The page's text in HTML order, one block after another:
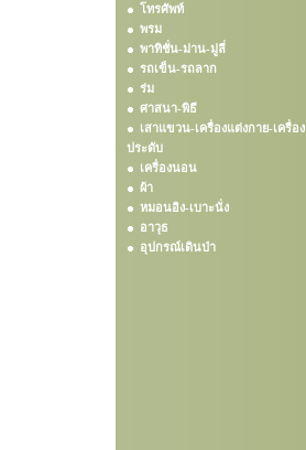
โทรศัพท์
พรม
พาทิชั่น-ม่าน-มู่ลี่
รถเข็น-รถลาก
ร่ม
ศาสนา-พิธี
เสาแขวน-เครื่องแต่งกาย-เครื่อง
ประดับ
เครื่องนอน
ผ้า
หมอนอิง-เบาะนั่ง
อาวุธ
อุปกรณ์เดินป่า